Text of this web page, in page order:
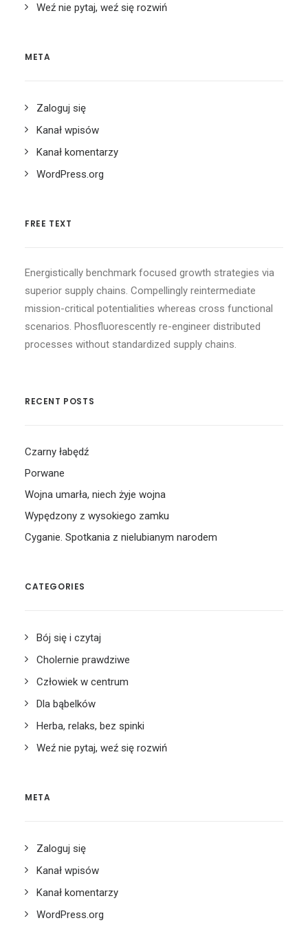
Weź nie pytaj, weź się rozwiń
META
Zaloguj się
Kanał wpisów
Kanał komentarzy
WordPress.org
FREE TEXT
Energistically benchmark focused growth strategies via
superior supply chains. Compellingly reintermediate
mission-critical potentialities whereas cross functional
scenarios. Phosfluorescently re-engineer distributed
processes without standardized supply chains.
RECENT POSTS
Czarny łabędź
Porwane
Wojna umarła, niech żyje wojna
Wypędzony z wysokiego zamku
Cyganie. Spotkania z nielubianym narodem
CATEGORIES
Bój się i czytaj
Cholernie prawdziwe
Człowiek w centrum
Dla bąbelków
Herba, relaks, bez spinki
Weź nie pytaj, weź się rozwiń
META
Zaloguj się
Kanał wpisów
Kanał komentarzy
WordPress.org